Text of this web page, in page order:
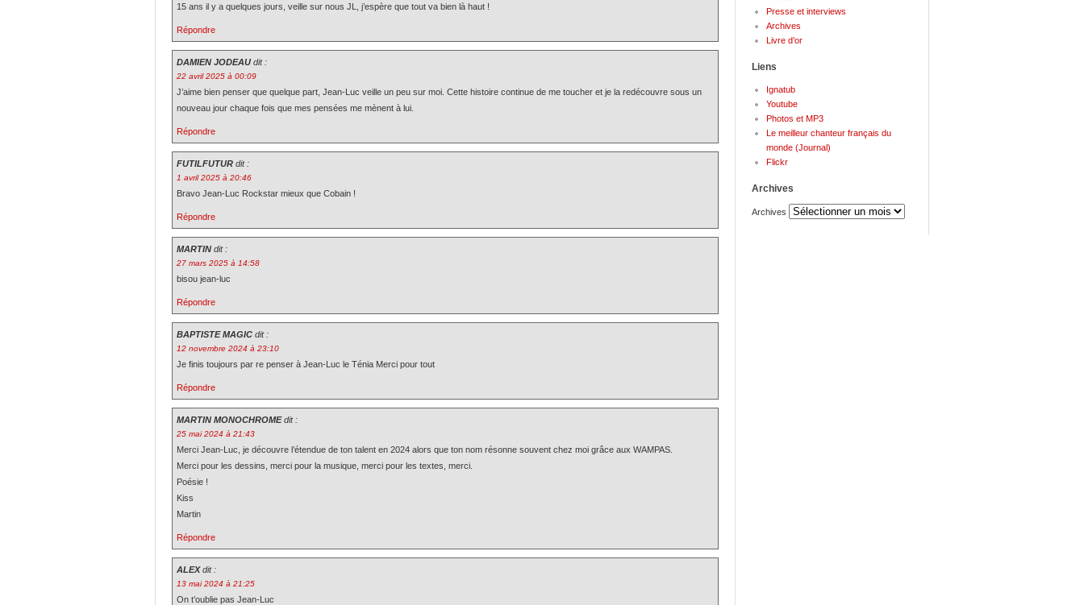
15 ans il y a quelques jours, veille sur nous JL, j’espère que tout va bien là haut !
Répondre
DAMIEN JODEAU dit :
22 avril 2025 à 00:09
J’aime bien penser que quelque part, Jean-Luc veille un peu sur moi. Cette histoire continue de me toucher et je la redécouvre sous un
nouveau jour chaque fois que mes pensées me mènent à lui.
Répondre
FUTILFUTUR dit :
1 avril 2025 à 20:46
Bravo Jean-Luc Rockstar mieux que Cobain !
Répondre
MARTIN dit :
27 mars 2025 à 14:58
bisou jean-luc
Répondre
BAPTISTE MAGIC dit :
12 novembre 2024 à 23:10
Je finis toujours par re penser à Jean-Luc le Ténia Merci pour tout
Répondre
MARTIN MONOCHROME dit :
25 mai 2024 à 21:43
Merci Jean-Luc, je découvre l’étendue de ton talent en 2024 alors que ton nom résonne souvent chez moi grâce aux WAMPAS.
Merci pour les dessins, merci pour la musique, merci pour les textes, merci.
Poésie !
Kiss
Martin
Répondre
ALEX dit :
13 mai 2024 à 21:25
On t’oublie pas Jean-Luc
Presse et interviews
Archives
Livre d’or
Liens
Ignatub
Youtube
Photos et MP3
Le meilleur chanteur français du
monde (Journal)
Flickr
Archives
Archives